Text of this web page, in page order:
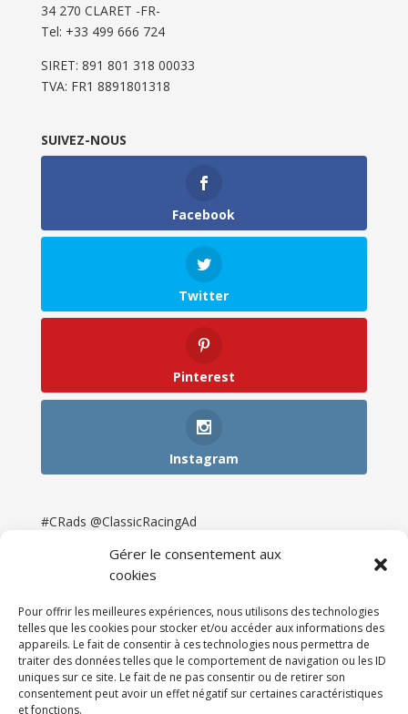
Gérer le consentement aux
cookies
Pour offrir les meilleures expériences, nous utilisons des technologies
telles que les cookies pour stocker et/ou accéder aux informations des
appareils. Le fait de consentir à ces technologies nous permettra de
traiter des données telles que le comportement de navigation ou les ID
uniques sur ce site. Le fait de ne pas consentir ou de retirer son
consentement peut avoir un effet négatif sur certaines caractéristiques
et fonctions.
34 270 CLARET -FR-
Tel: ‭+33 499 666 724‬
SIRET: 891 801 318 00033
TVA: FR1 8891801318
SUIVEZ-NOUS
Facebook
Twitter
Pinterest
Instagram
#CRads @ClassicRacingAd